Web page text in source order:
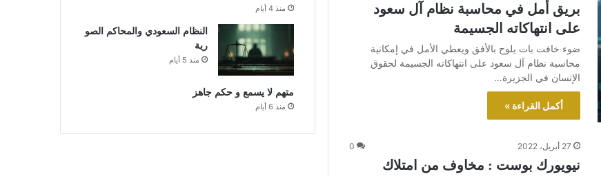
بريق أمل في محاسبة نظام آل سعود
على انتهاكاته الجسيمة
ضوء خافت بات يلوح بالأفق ويعطي الأمل في إمكانية
محاسبة نظام آل سعود على انتهاكاته الجسيمة لحقوق
الإنسان في الجزيرة…
أكمل القراءة »
27 أبريل، 2022 0
نيويورك بوست : مخاوف من امتلاك
منذ 4 أيام
النظام السعودي والمحاكم الصو
رية
منذ 5 أيام
متهم لا يسمع و حكم جاهز
منذ 6 أيام